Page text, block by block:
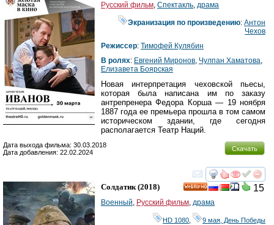
Русский фильм, Спектакль, драма
Экранизация по произведению:Антон
Чехов
Режиссер: Тимофей Кулябин
В ролях: Евгений Миронов, Чулпан Хаматова,
Елизавета Боярская
Новая интерпретация чеховской пьесы,
которая была написана им по заказу
антрепренера Федора Корша — 19 ноября
1887 года ее премьера прошла в том самом
историческом здании, где сегодня
располагается Театр Наций.
Скачать
Дата выхода фильма: 30.03.2018
Дата добавления: 22.02.2024
смотреть
15
Солдатик(2018)
Военный, Русский фильм, драма
HD 1080 9 мая, День Победы